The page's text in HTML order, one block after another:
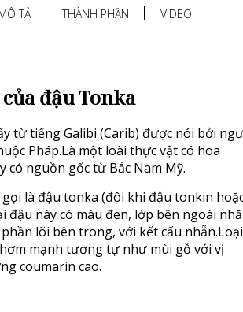
TẢ THÀNH PHẦN VIDEO
đậu Tonka
từ tiếng Galibi (Carib) được nói bởi
Pháp.Là một loài thực vật có hoa
có nguồn gốc từ Bắc Nam Mỹ.
là đậu tonka (đôi khi đậu tonkin
đậu này có màu đen, lớp bên ngoài
lõi bên trong, với kết cấu nhẵn.Loại
mạnh tương tự như mùi gỗ với vị
coumarin cao.